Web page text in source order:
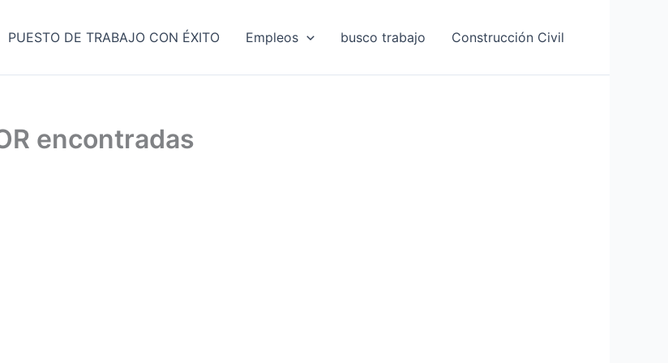
PUESTO DE TRABAJO CON ÉXITO Empleos busco trabajo Construcción Civil
encontradas